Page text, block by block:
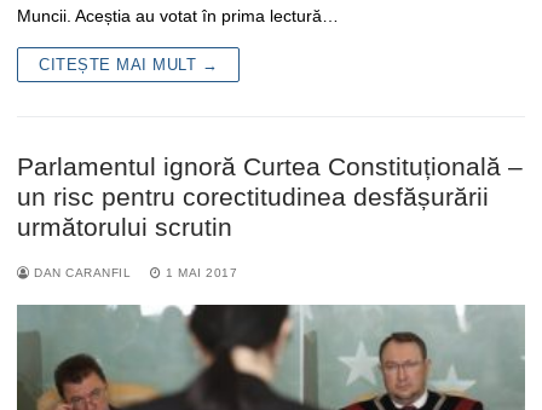
Muncii. Aceștia au votat în prima lectură…
CITEȘTE MAI MULT →
Parlamentul ignoră Curtea Constituțională –
un risc pentru corectitudinea desfășurării
următorului scrutin
DAN CARANFIL 1 MAI 2017